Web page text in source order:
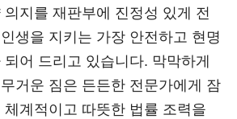
의지를 재판부에 진정성 있게 전
생을 지키는 가장 안전하고 현명
어 드리고 있습니다. 막막하게
거운 짐은 든든한 전문가에게 잠
계적이고 따뜻한 법률 조력을